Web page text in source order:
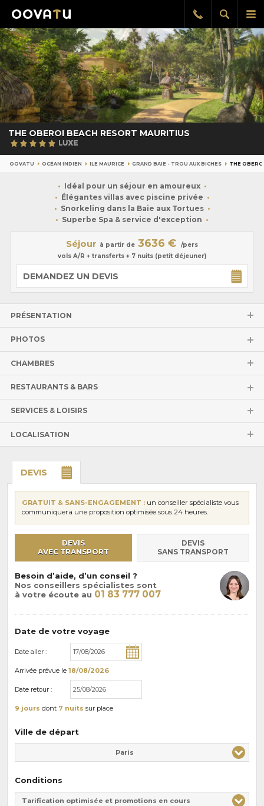
le
Afficher
la
Rappel
gratuit
THE OBEROI BEACH RESORT MAURITIUS
OOVATU OCÉAN INDIEN ILE MAURICE GRAND BAIE - TROU AUX BICHES THE
Idéal pour un séjour en amoureux
Élégantes villas avec piscine privée
Snorkeling dans la Baie aux Tortues
Superbe Spa & service d'exception
Séjour à partir de 3636 €
/pers
vols A/R + transferts + 7 nuits (petit déjeuner)
DEMANDEZ UN DEVIS
PRÉSENTATION
PHOTOS
CHAMBRES
RESTAURANTS & BARS
SERVICES & LOISIRS
LOCALISATION
DEVIS
GRATUIT & SANS-ENGAGEMENT : un conseiller spécialiste vous
communiquera une proposition optimisée sous 24 heures.
DEVIS
AVEC TRANSPORT
DEVIS
SANS TRANSPORT
Besoin d’aide, d’un conseil ?
Nos conseillers spécialistes sont
à votre écoute au 01 83 777 007
Date de votre voyage
Date aller :
Arrivée prévue le 18/08/2026
Date retour :
9 jours dont 7 nuits sur place
Ville de départ
Paris
Conditions
Tarification optimisée et promotions en cours